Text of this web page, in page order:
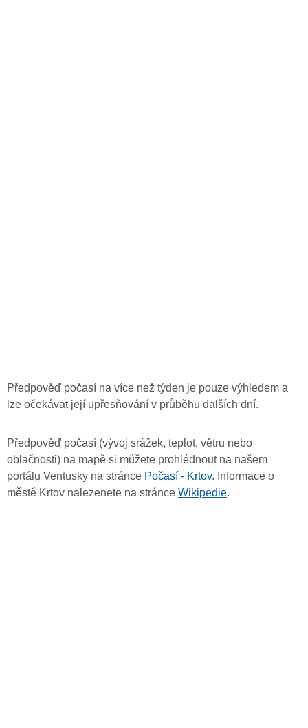
Předpověď počasí na více než týden je pouze výhledem a
lze očekávat její upřesňování v průběhu dalších dní.
Předpověď počasí (vývoj srážek, teplot, větru nebo
oblačnosti) na mapě si můžete prohlédnout na našem
portálu Ventusky na stránce Počasí - Krtov. Informace o
městě Krtov nalezenete na stránce Wikipedie.